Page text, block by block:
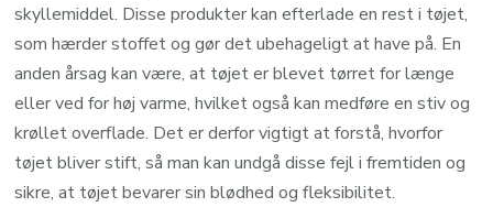
skyllemiddel. Disse produkter kan efterlade en rest i tøjet,
som hærder stoffet og gør det ubehageligt at have på. En
anden årsag kan være, at tøjet er blevet tørret for længe
eller ved for høj varme, hvilket også kan medføre en stiv og
krøllet overflade. Det er derfor vigtigt at forstå, hvorfor
tøjet bliver stift, så man kan undgå disse fejl i fremtiden og
sikre, at tøjet bevarer sin blødhed og fleksibilitet.